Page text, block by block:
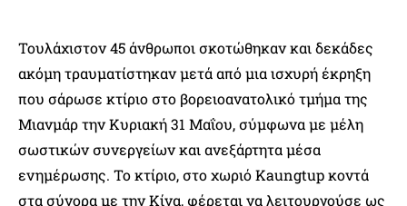
Τουλάχιστον 45 άνθρωποι σκοτώθηκαν και δεκάδες
ακόμη τραυματίστηκαν μετά από μια ισχυρή έκρηξη
που σάρωσε κτίριο στο βορειοανατολικό τμήμα της
Μιανμάρ την Κυριακή 31 Μαΐου, σύμφωνα με μέλη
σωστικών συνεργείων και ανεξάρτητα μέσα
ενημέρωσης. Το κτίριο, στο χωριό Kaungtup κοντά
στα σύνορα με την Κίνα, φέρεται να λειτουργούσε ως